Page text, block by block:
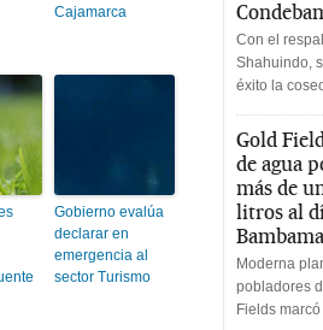
Cajamarca
Gobierno evalúa
declarar en
emergencia al
sector Turismo
Con el
Shahuindo,
éxito la
Gold
de agua
más de
litros al
Moderna
pobladores
Fields